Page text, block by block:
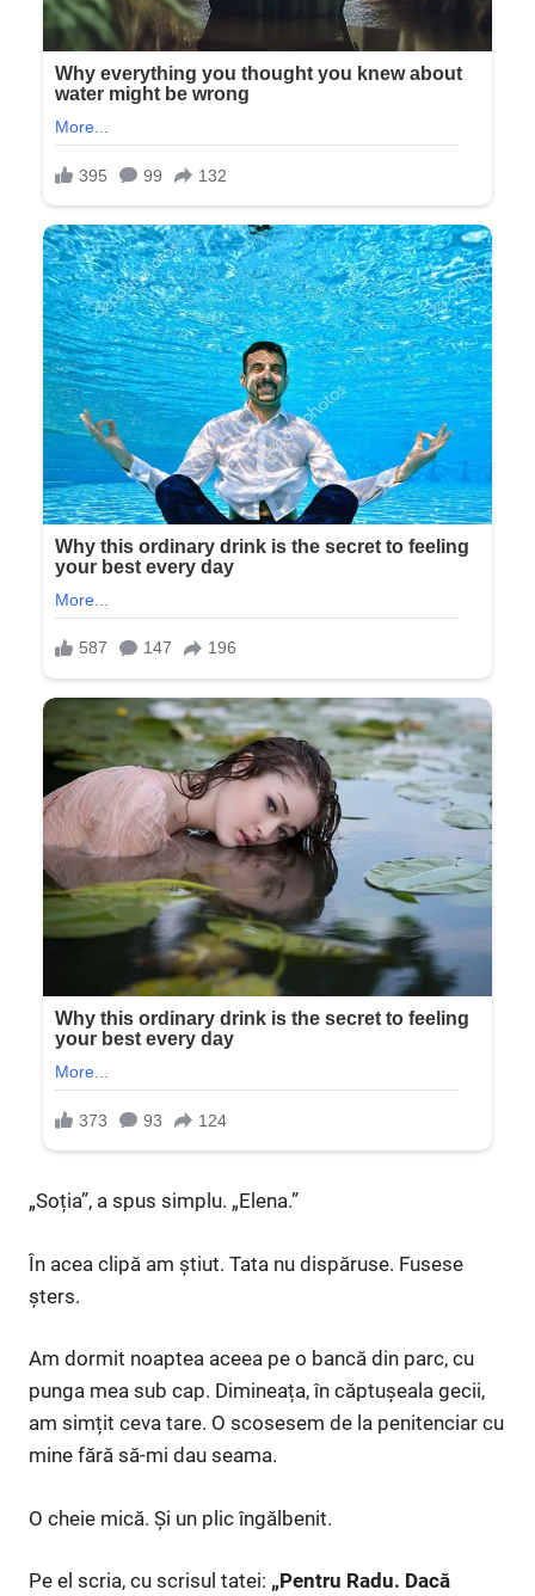
„Soția”, a spus simplu. „Elena.”
În acea clipă am știut. Tata nu dispăruse. Fusese
șters.
Am dormit noaptea aceea pe o bancă din parc, cu
punga mea sub cap. Dimineața, în căptușeala gecii,
am simțit ceva tare. O scosesem de la penitenciar cu
mine fără să-mi dau seama.
O cheie mică. Și un plic îngălbenit.
Pe el scria, cu scrisul tatei: „Pentru Radu. Dacă